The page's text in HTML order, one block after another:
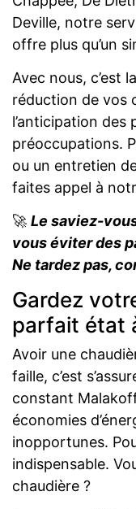
Deville, notre
offre plus qu’un
Avec nous, c’est
réduction de vos
l’anticipation
préoccupations.
ou un entretien
faites appel à
🚀 Le saviez-
vous éviter des
Ne tardez pas,
Gardez
parfait état
Avoir une
faille, c’est
constant
économies
inopportunes.
indispensable.
chaudière ?